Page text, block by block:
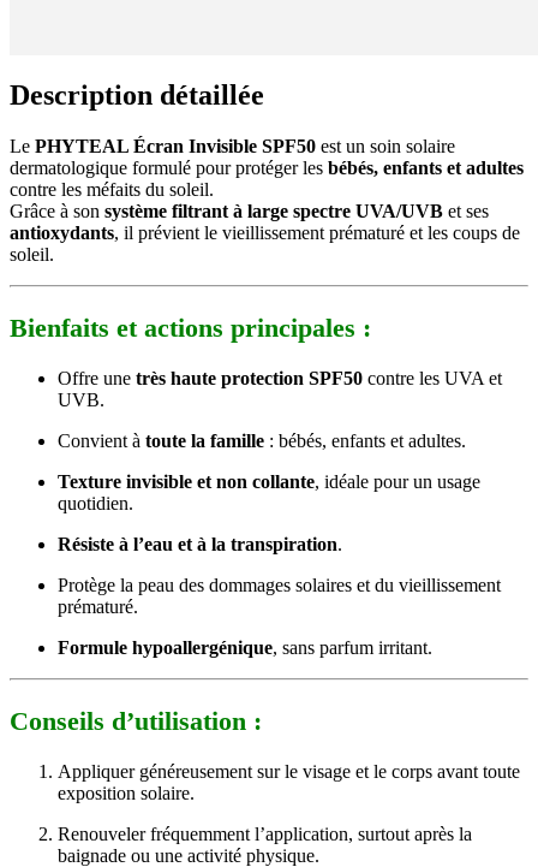
Description détaillée
Le PHYTEAL Écran Invisible SPF50 est un soin solaire
dermatologique formulé pour protéger les bébés, enfants et adultes
contre les méfaits du soleil.
Grâce à son système filtrant à large spectre UVA/UVB et ses
antioxydants, il prévient le vieillissement prématuré et les coups de
soleil.
Bienfaits et actions principales :
Offre une très haute protection SPF50 contre les UVA et
UVB.
Convient à toute la famille : bébés, enfants et adultes.
Texture invisible et non collante, idéale pour un usage
quotidien.
Résiste à l’eau et à la transpiration.
Protège la peau des dommages solaires et du vieillissement
prématuré.
Formule hypoallergénique, sans parfum irritant.
Conseils d’utilisation :
Appliquer généreusement sur le visage et le corps avant toute
exposition solaire.
Renouveler fréquemment l’application, surtout après la
baignade ou une activité physique.